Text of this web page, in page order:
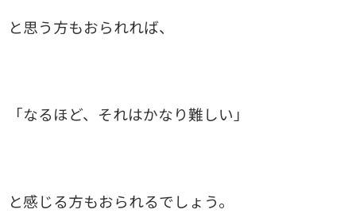
と思う方もおられれば、
「なるほど、それはかなり難しい」
と感じる方もおられるでしょう。